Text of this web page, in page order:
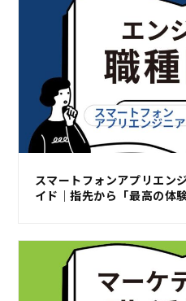
スマートフォンアプリエン
イド｜指先から「最高の体